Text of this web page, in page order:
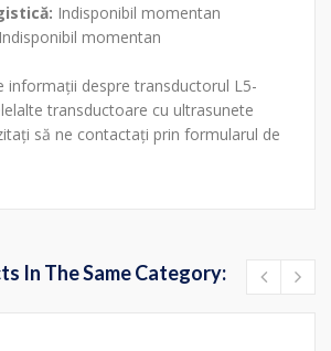
Indisponibil momentan
Indisponibil momentan
informații despre transductorul L5-
transductoare cu ultrasunete
să ne contactați prin formularul de
In The Same Category: